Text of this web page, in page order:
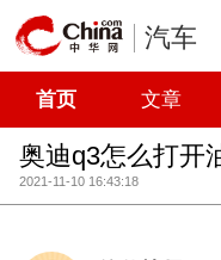
汽车
首页 文章
奥迪q3怎么打开
2021-11-10 16:43:18